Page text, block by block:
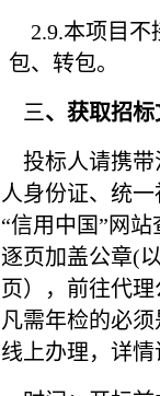
2.9.本项目不
包、转包。
三、获取招标
投标人请携带
人身份证、统一
“信用中国”网
逐页加盖公章(
页），前往代
凡需年检的必
线上办理，详情